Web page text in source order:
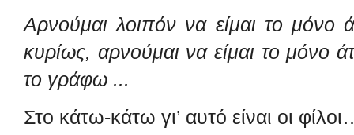
Αρνούμαι λοιπόν να είμαι το μόνο
κυρίως, αρνούμαι να είμαι το μόνο
το γράφω ...
Στο κάτω-κάτω γι’ αυτό είναι οι